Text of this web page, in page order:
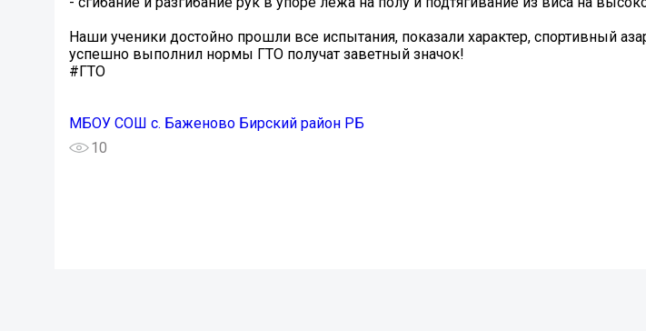
Наши ученики достойно прошли все испытания, показали характер, спортивный
успешно выполнил нормы ГТО получат заветный значок!
#ГТО
МБОУ СОШ с. Баженово Бирский район РБ
10